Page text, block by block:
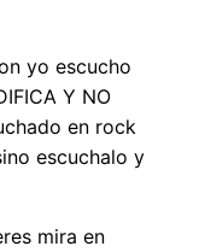
yo escucho
Y NO
en rock
escuchalo y
mira en